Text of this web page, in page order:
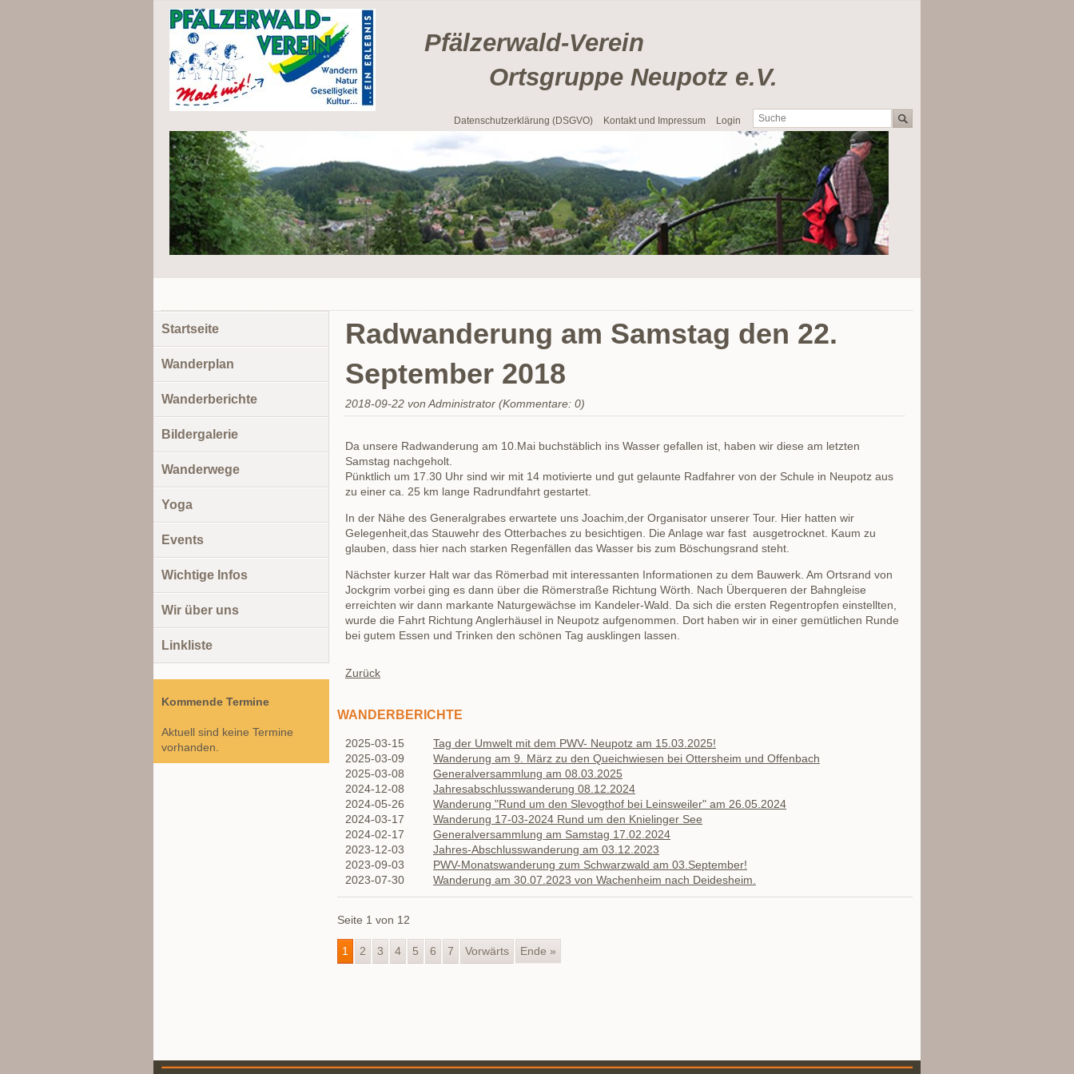
Pfälzerwald-Verein
Ortsgruppe Neupotz e.V.
Navigation
überspringen
Datenschutzerklärung (DSGVO) Kontakt und Impressum Login
Radwanderung am Samstag den 22.
September 2018
2018-09-22 von Administrator (Kommentare: 0)
Da unsere Radwanderung am 10.Mai buchstäblich ins Wasser gefallen ist, haben wir diese am letzten
Samstag nachgeholt.
Pünktlich um 17.30 Uhr sind wir mit 14 motivierte und gut gelaunte Radfahrer von der Schule in Neupotz aus
zu einer ca. 25 km lange Radrundfahrt gestartet.
In der Nähe des Generalgrabes erwartete uns Joachim,der Organisator unserer Tour. Hier hatten wir
Gelegenheit,das Stauwehr des Otterbaches zu besichtigen. Die Anlage war fast ausgetrocknet. Kaum zu
glauben, dass hier nach starken Regenfällen das Wasser bis zum Böschungsrand steht.
Nächster kurzer Halt war das Römerbad mit interessanten Informationen zu dem Bauwerk. Am Ortsrand von
Jockgrim vorbei ging es dann über die Römerstraße Richtung Wörth. Nach Überqueren der Bahngleise
erreichten wir dann markante Naturgewächse im Kandeler-Wald. Da sich die ersten Regentropfen einstellten,
wurde die Fahrt Richtung Anglerhäusel in Neupotz aufgenommen. Dort haben wir in einer gemütlichen Runde
bei gutem Essen und Trinken den schönen Tag ausklingen lassen.
Zurück
WANDERBERICHTE
2025-03-15
Tag der Umwelt mit dem PWV- Neupotz am 15.03.2025!
2025-03-09
Wanderung am 9. März zu den Queichwiesen bei Ottersheim und Offenbach
2025-03-08
Generalversammlung am 08.03.2025
2024-12-08
Jahresabschlusswanderung 08.12.2024
2024-05-26
Wanderung "Rund um den Slevogthof bei Leinsweiler" am 26.05.2024
2024-03-17
Wanderung 17-03-2024 Rund um den Knielinger See
2024-02-17
Generalversammlung am Samstag 17.02.2024
2023-12-03
Jahres-Abschlusswanderung am 03.12.2023
2023-09-03
PWV-Monatswanderung zum Schwarzwald am 03.September!
2023-07-30
Wanderung am 30.07.2023 von Wachenheim nach Deidesheim.
Seite 1 von 12
1 2 3 4 5 6 7 Vorwärts Ende »
Navigation
überspringen
Startseite
Wanderplan
Wanderberichte
Bildergalerie
Wanderwege
Yoga
Events
Wichtige Infos
Wir über uns
Linkliste
Kommende Termine
Aktuell sind keine Termine
vorhanden.